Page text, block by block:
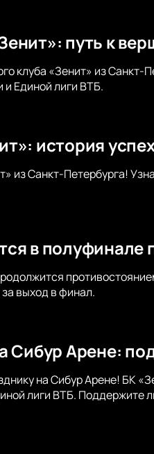
путь к
клуба «Зенит» из
и Единой лиги ВТБ.
история
из Санкт-Петербурга!
в
выход в финал.
Сибур Арене:
на Сибур Арене! БК
лиги ВТБ. Поддержите